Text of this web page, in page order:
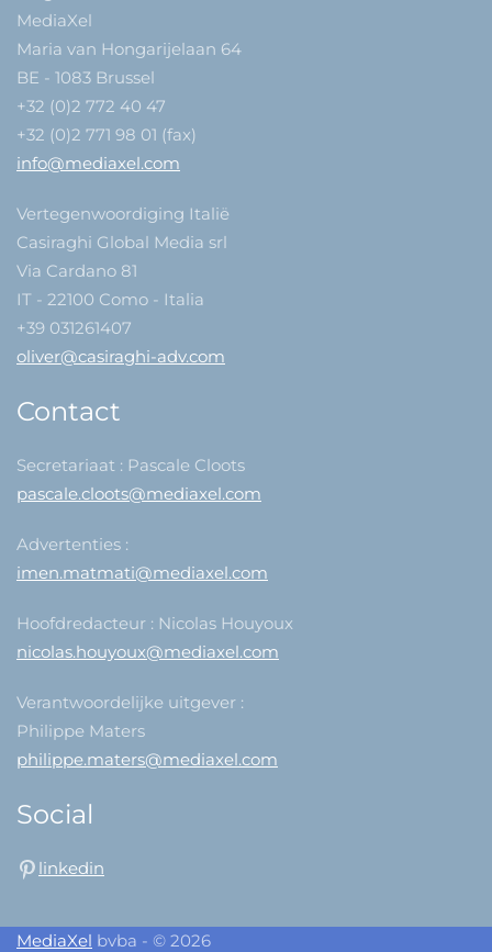
MediaXel
Maria van Hongarijelaan 64
BE - 1083 Brussel
+32 (0)2 772 40 47
+32 (0)2 771 98 01 (fax)
info@mediaxel.com
Vertegenwoordiging Italië
Casiraghi Global Media srl
Via Cardano 81
IT - 22100 Como - Italia
+39 031261407
oliver@casiraghi-adv.com
Contact
Secretariaat : Pascale Cloots
pascale.cloots@mediaxel.com
Advertenties :
imen.matmati@mediaxel.com
Hoofdredacteur : Nicolas Houyoux
nicolas.houyoux@mediaxel.com
Verantwoordelijke uitgever :
Philippe Maters
philippe.maters@mediaxel.com
Social
linkedin
MediaXel bvba - © 2026